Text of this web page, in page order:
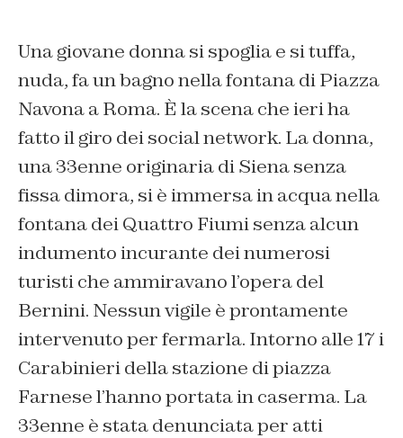
Una giovane donna si spoglia e si tuffa,
nuda, fa un bagno nella fontana di Piazza
Navona a Roma. È la scena che ieri ha
fatto il giro dei social network. La donna,
una 33enne originaria di Siena senza
fissa dimora, si è immersa in acqua nella
fontana dei Quattro Fiumi senza alcun
indumento incurante dei numerosi
turisti che ammiravano l’opera del
Bernini. Nessun vigile è prontamente
intervenuto per fermarla. Intorno alle 17 i
Carabinieri della stazione di piazza
Farnese l’hanno portata in caserma. La
33enne è stata denunciata per atti